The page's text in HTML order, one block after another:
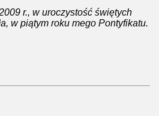
r., w uroczystość świętych
w piątym roku mego Pontyfikatu.